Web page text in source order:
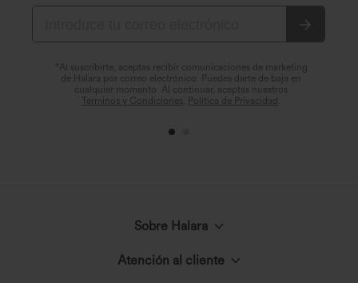
*Al suscribirte, aceptas recibir comunicaciones de marketing
de Halara por correo electrónico. Puedes darte de baja en
cualquier momento. Al continuar, aceptas nuestros
Términos y Condiciones , Política de Privacidad .
Sobre Halara
Atención al cliente